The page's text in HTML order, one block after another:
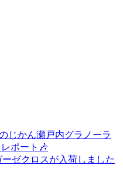
じかん瀬戸内グラノーラ
ポート🎶
ーゼクロスが入荷しました